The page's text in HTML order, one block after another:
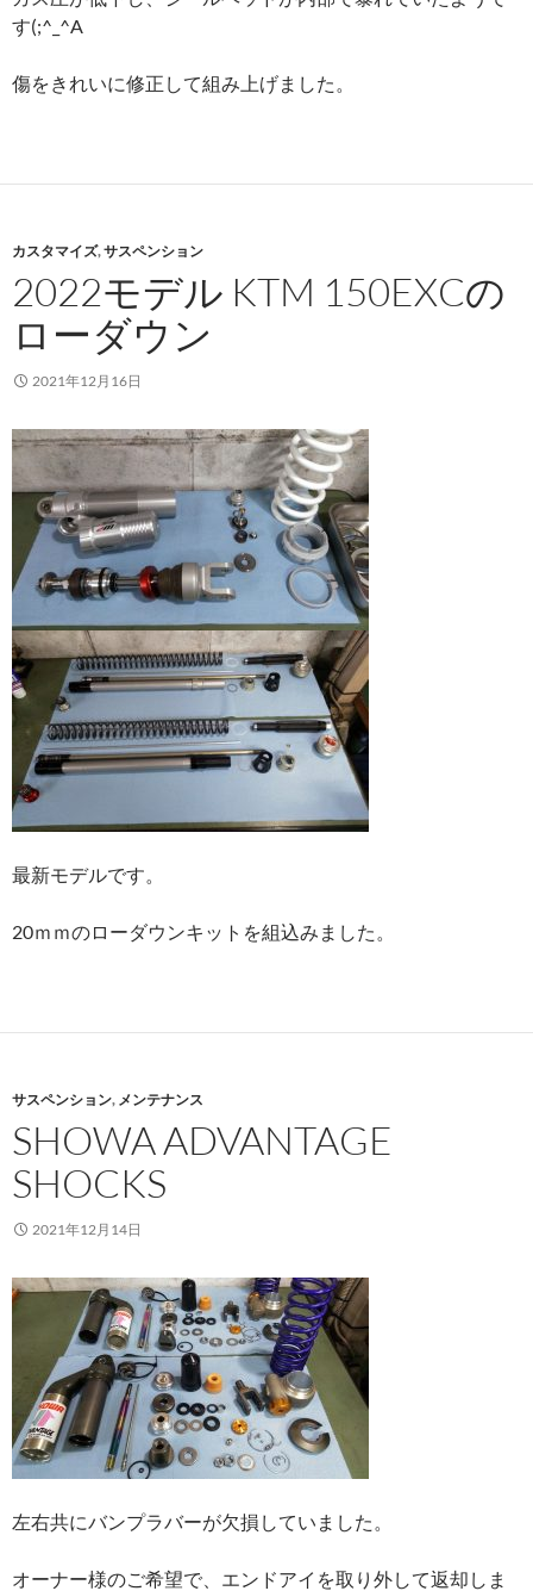
す(;^_^A
傷をきれいに修正して組み上げました。
カスタマイズ,サスペンション
2022モデル KTM 150EXCの
ローダウン
2021年12月16日
最新モデルです。
20ｍｍのローダウンキットを組込みました。
サスペンション, メンテナンス
SHOWA ADVANTAGE
SHOCKS
2021年12月14日
左右共にバンプラバーが欠損していました。
オーナー様のご希望で、エンドアイを取り外して返却しま